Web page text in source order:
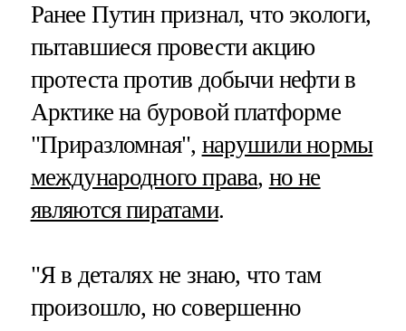
Ранее Путин признал, что экологи,
пытавшиеся провести акцию
протеста против добычи нефти в
Арктике на буровой платформе
"Приразломная", нарушили нормы
международного права, но не
являются пиратами.
"Я в деталях не знаю, что там
произошло, но совершенно